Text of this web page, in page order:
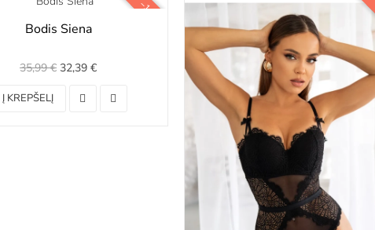
−10%
Bodis Siena
35,99 € 32,39 €
Į KREPŠELĮ